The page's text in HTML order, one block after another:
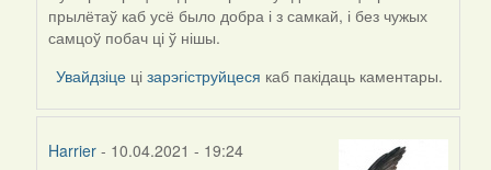
прылётаў каб усё было добра і з самкай, і без чужых
самцоў побач ці ў нішы.
Увайдзіце цізарэгіструйцеся каб пакідаць каментары.
Harrier - 10.04.2021 - 19:24